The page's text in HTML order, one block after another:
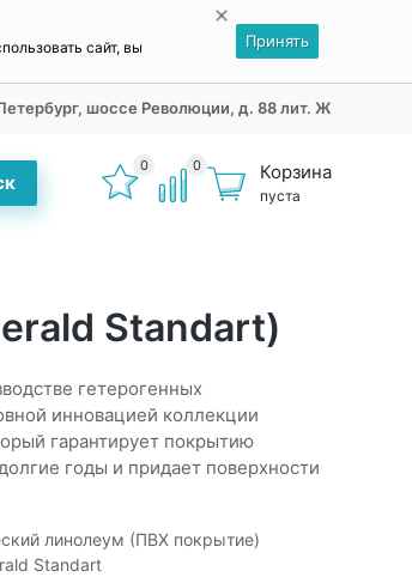
сайт, вы
Принять
шоссе Революции, д. 88 лит. Ж
0 0 Корзина
пуста
Standart)
гетерогенных
инновацией коллекции
гарантирует покрытию
годы и придает поверхности
линолеум (ПВХ покрытие)
Standart